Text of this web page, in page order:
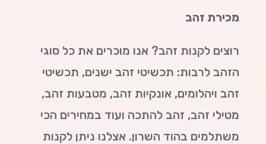
מכירת זהב
רוצים לקנות זהב? אנו מוכרים את כל סוגי
הזהב לרבות: תכשיטי זהב ישנים, תכשיטי
זהב ויהלומים, אונקיות זהב, מטבעות זהב,
מטילי זהב, זהב להתכה ועוד במחירים הכי
משתלמים בהוד השרון. אצלנו ניתן לקנות